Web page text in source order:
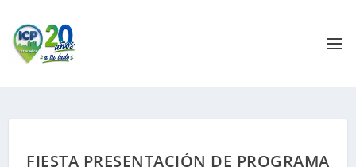
FIESTA PRESENTACIÓN DE PROGRAMA